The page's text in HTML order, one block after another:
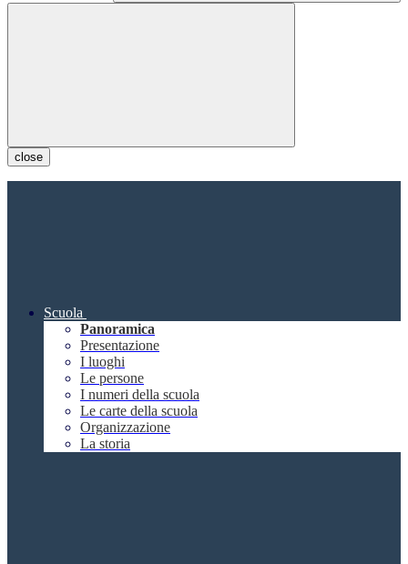
close
Scuola
Panoramica
Presentazione
I luoghi
Le persone
I numeri della scuola
Le carte della scuola
Organizzazione
La storia